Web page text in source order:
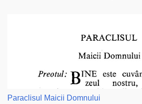
Paraclisul Maicii Domnului